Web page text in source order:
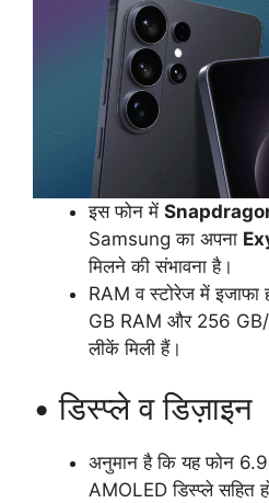
इस फोन में
Samsung का अपना
मिलने की संभावना है।
RAM व स्टोरेज में
GB RAM और 256
लीकें मिली हैं।
• डिस्प्ले व डिज़ाइन
अनुमान है कि यह फोन
AMOLED डिस्प्ले सहित